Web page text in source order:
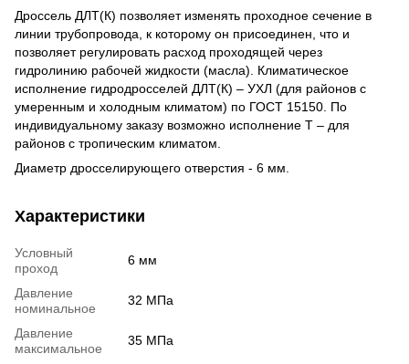
Дроссель ДЛТ(К) позволяет изменять проходное сечение в
линии трубопровода, к которому он присоединен, что и
позволяет регулировать расход проходящей через
гидролинию рабочей жидкости (масла). Климатическое
исполнение гидродросселей ДЛТ(К) – УХЛ (для районов с
умеренным и холодным климатом) по ГОСТ 15150. По
индивидуальному заказу возможно исполнение Т – для
районов с тропическим климатом.
Диаметр дросселирующего отверстия - 6 мм.
Характеристики
Условный
проход
6 мм
Давление
номинальное
32 МПа
Давление
максимальное
35 МПа